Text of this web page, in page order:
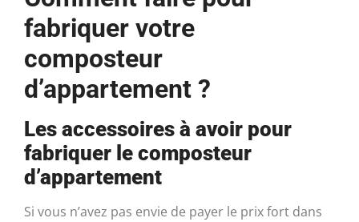
fabriquer votre
composteur
d’appartement ?
Les accessoires à avoir pour
fabriquer le composteur
d’appartement
Si vous n’avez pas envie de payer le prix fort dans